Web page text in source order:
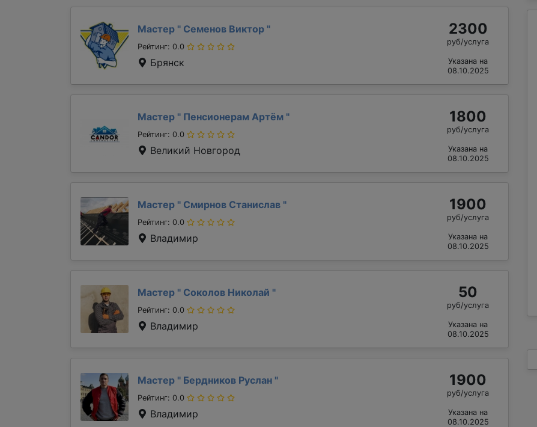
Мастер " Семенов Виктор "
Рейтинг: 0.0
Брянск
2300
руб/услуга
Указана на
08.10.2025
Мастер " Пенсионерам Артём "
Рейтинг: 0.0
Великий Новгород
1800
руб/услуга
Указана на
08.10.2025
Мастер " Смирнов Станислав "
Рейтинг: 0.0
Владимир
1900
руб/услуга
Указана на
08.10.2025
Мастер " Соколов Николай "
Рейтинг: 0.0
Владимир
50
руб/услуга
Указана на
08.10.2025
Мастер " Бердников Руслан "
Рейтинг: 0.0
Владимир
1900
руб/услуга
Указана на
08.10.2025